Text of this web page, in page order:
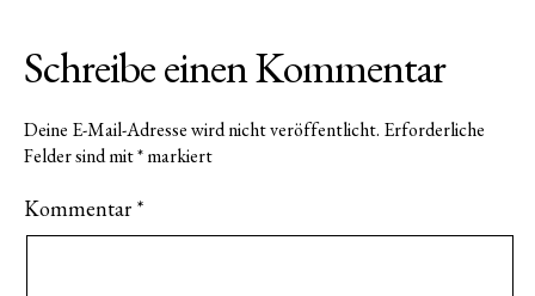
Schreibe einen Kommentar
Deine E-Mail-Adresse wird nicht veröffentlicht. Erforderliche
Felder sind mit*markiert
Kommentar *